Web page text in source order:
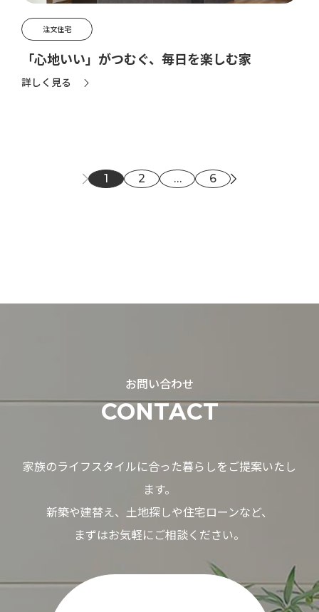
注文住宅
「心地いい」がつむぐ、毎日を楽しむ家
詳しく見る
投 1 2 … 6
お問い合わせ
CONTACT
家族のライフスタイルに合った暮らしをご提案いたし
ます。
新築や建替え、土地探しや住宅ローンなど、
まずはお気軽にご相談ください。